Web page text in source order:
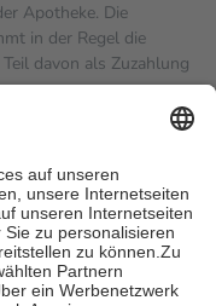
Apotheke. Die
in der Regel die
davon als Zuzahlung
in Höhe von zehn
als die
Online-Apotheken.
beträgt die
zehn Euro je